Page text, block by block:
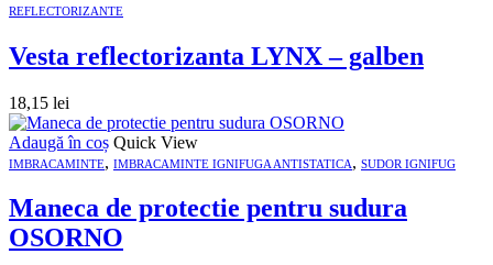
REFLECTORIZANTE
Vesta reflectorizanta LYNX – galben
18,15 lei
Adaugă în coș Quick View
IMBRACAMINTE, IMBRACAMINTE IGNIFUGA ANTISTATICA, SUDOR IGNIFUG
Maneca de protectie pentru sudura
OSORNO